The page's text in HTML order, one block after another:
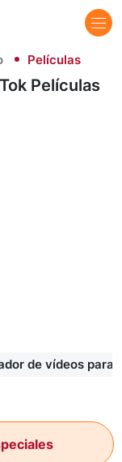
Películas
Películas
de vídeos para